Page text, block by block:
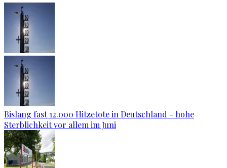
Bislang fast 12.000 Hitzetote in Deutschland - hohe
Sterblichkeit vor allem im Juni